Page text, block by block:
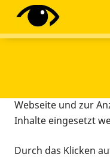
Diese Webseite
Tracking-Tools ein.
Webseite und zur
Inhalte eingesetzt
Durch das Klicken